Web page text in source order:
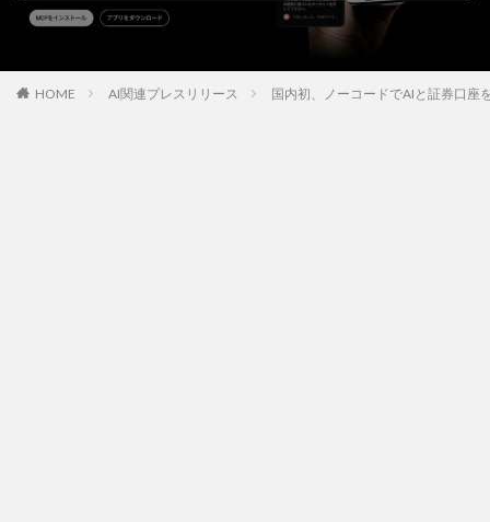
HOME AI関連プレスリリース 国内初、ノーコードでAIと証券口座